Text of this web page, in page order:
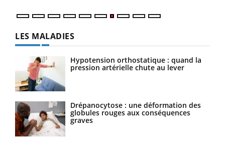
LES MALADIES
Hypotension orthostatique : quand la
pression artérielle chute au lever
Drépanocytose : une déformation des
globules rouges aux conséquences
graves